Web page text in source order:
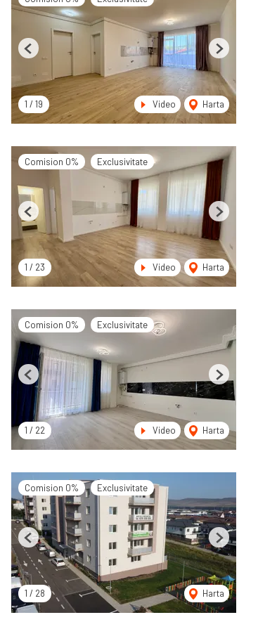
1 / 19 Video Harta
Previous Next
Comision 0% Exclusivitate
1 / 23 Video Harta
Previous Next
Comision 0% Exclusivitate
1 / 22 Video Harta
Previous Next
Comision 0% Exclusivitate
1 / 28 Harta
Previous Next